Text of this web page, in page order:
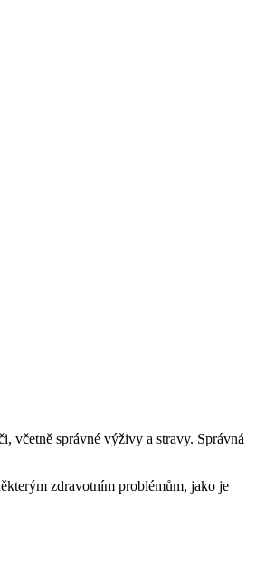
včetně správné výživy a stravy. Správná
zdravotním problémům, jako je